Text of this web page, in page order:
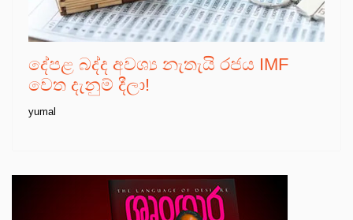
දේපළ බද්ද අවශ්‍ය නැතැයි රජය IMF
වෙත දැනුම් දීලා!
yumal